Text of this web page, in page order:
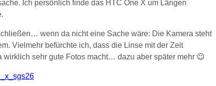
Ich persönlich finde das HTC One X um Längen
wenn da nicht eine Sache wäre: Die Kamera steht
Vielmehr befürchte ich, dass die Linse mit der Zeit
sehr gute Fotos macht… dazu aber später mehr 😉